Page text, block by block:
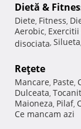
Dietă &
Diete, Fitness,
Aerobic,
disociata, Silueta,
Reţete
Mancare, Paste,
Dulceata,
Maioneza, Pilaf,
Ce mancam azi